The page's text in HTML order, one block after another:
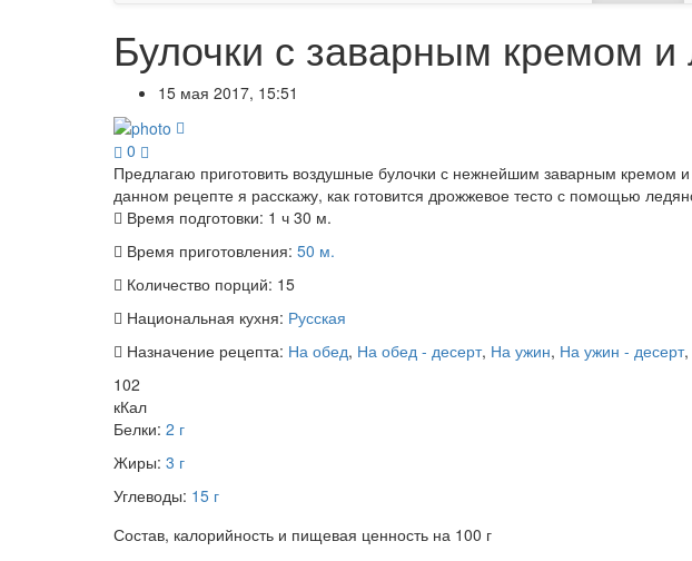
Булочки с заварным кремом
15 мая 2017, 15:51
0
Предлагаю приготовить воздушные булочки с нежнейшим заварным кремом
данном рецепте я расскажу, как готовится дрожжевое тесто с помощью
Время подготовки: 1 ч 30 м.
Время приготовления: 50 м.
Количество порций: 15
Национальная кухня: Русская
Назначение рецепта: На обед, На обед - десерт, На ужин, На ужин - десерт,
102
кКал
Белки: 2 г
Жиры: 3 г
Углеводы: 15 г
Состав, калорийность и пищевая ценность на 100 г